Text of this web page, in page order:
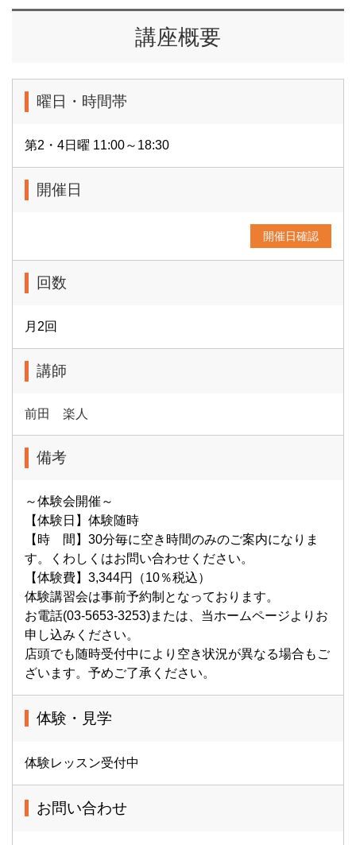
講座概要
曜日・時間帯
第2・4日曜 11:00～18:30
開催日
開催日確認
回数
月2回
講師
前田 楽人
備考
～体験会開催～
【体験日】体験随時
【時 間】30分毎に空き時間のみのご案内になりま
す。くわしくはお問い合わせください。
【体験費】3,344円（10％税込）
体験講習会は事前予約制となっております。
お電話(03-5653-3253)または、当ホームページよりお
申し込みください。
店頭でも随時受付中により空き状況が異なる場合もご
ざいます。予めご了承ください。
体験・見学
体験レッスン受付中
お問い合わせ